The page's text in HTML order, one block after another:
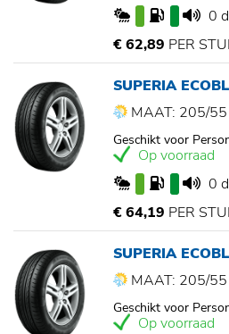
0
€ 62,89 PER
SUPERIA
MAAT: 205/
Geschikt voor
Op voorraad
0
€ 64,19 PER
SUPERIA
MAAT: 205/
Geschikt voor
Op voorraad